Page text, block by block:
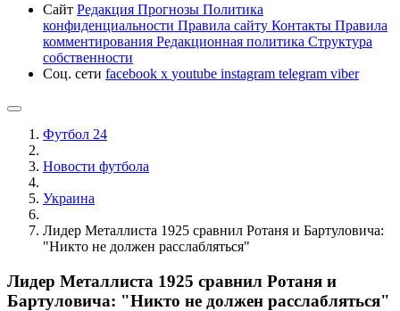
Сайт Редакция Прогнозы Политика
конфиденциальности Правила сайту Контакты Правила
комментирования Редакционная политика Структура
собственности
Соц. сети facebook x youtube instagram telegram viber
Футбол 24
Новости футбола
Украина
Лидер Металлиста 1925 сравнил Ротаня и Бартуловича:
"Никто не должен расслабляться"
Лидер Металлиста 1925 сравнил Ротаня и
Бартуловича: "Никто не должен расслабляться"